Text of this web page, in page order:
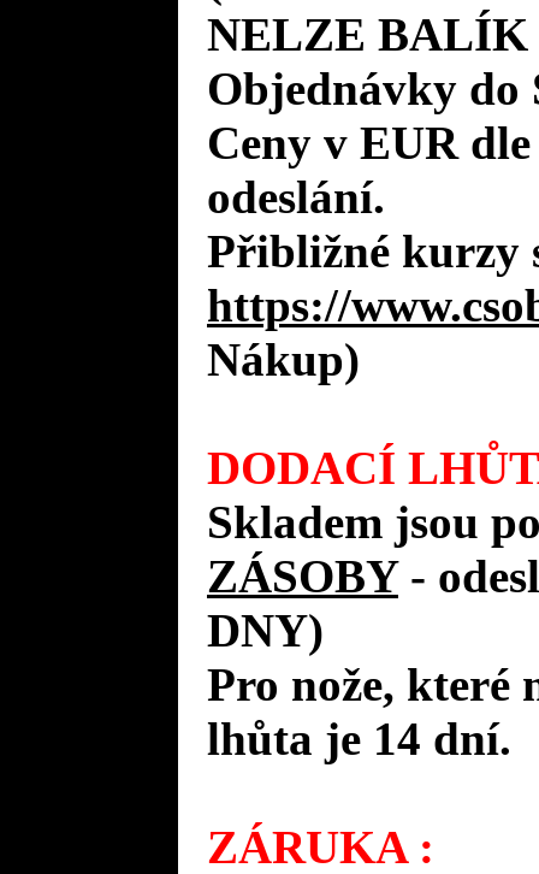
NELZE BALÍK
Objednávky do
Ceny v EUR
odeslání.
Přibližné kurzy
https://
Nákup)
DODACÍ
Skladem jsou
ZÁSOBY -
DNY)
Pro nože, které
lhůta je 14 dní.
ZÁRUKA :